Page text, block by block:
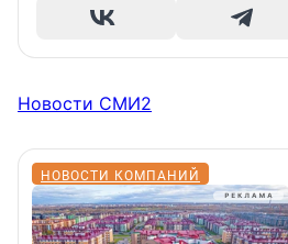
Новости СМИ2
НОВОСТИ КОМПАНИЙ